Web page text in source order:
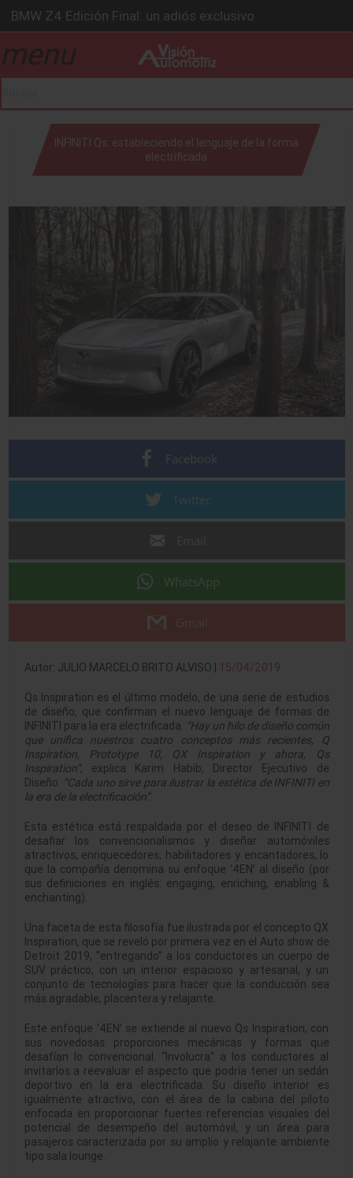
BMW Z4 Edición Final: un adiós exclusivo
Ventas se estabilizan: INEGI
Chirey lanzará su primera pick-up en 2026
menu
INFINITI Qs: estableciendo el lenguaje de la forma
electrificada
Facebook
Twitter
WhatsApp
Gmail
Autor: JULIO MARCELO BRITO ALVISO | 15/04/2019
Qs Inspiration es el último modelo, de una serie de estudios
de diseño, que confirman el nuevo lenguaje de formas de
INFINITI para la era electrificada. “Hay un hilo de diseño común
que unifica nuestros cuatro conceptos más recientes, Q
Inspiration, Prototype 10, QX Inspiration y ahora, Qs
Inspiration”, explica Karim Habib, Director Ejecutivo de
Diseño. “Cada uno sirve para ilustrar la estética de INFINITI en
la era de la electrificación”.
Esta estética está respaldada por el deseo de INFINITI de
desafiar los convencionalismos y diseñar automóviles
atractivos, enriquecedores, habilitadores y encantadores, lo
que la compañía denomina su enfoque ‘4EN’ al diseño (por
sus definiciones en inglés: engaging, enriching, enabling &
enchanting).
Una faceta de esta filosofía fue ilustrada por el concepto QX
Inspiration, que se reveló por primera vez en el Auto show de
Detroit 2019, “entregando” a los conductores un cuerpo de
SUV práctico, con un interior espacioso y artesanal, y un
conjunto de tecnologías para hacer que la conducción sea
más agradable, placentera y relajante.
Este enfoque ‘4EN’ se extiende al nuevo Qs Inspiration, con
sus novedosas proporciones mecánicas y formas que
desafían lo convencional. “Involucra” a los conductores al
invitarlos a reevaluar el aspecto que podría tener un sedán
deportivo en la era electrificada. Su diseño interior es
igualmente atractivo, con el área de la cabina del piloto
enfocada en proporcionar fuertes referencias visuales del
potencial de desempeño del automóvil, y un área para
pasajeros caracterizada por su amplio y relajante ambiente
tipo sala lounge.